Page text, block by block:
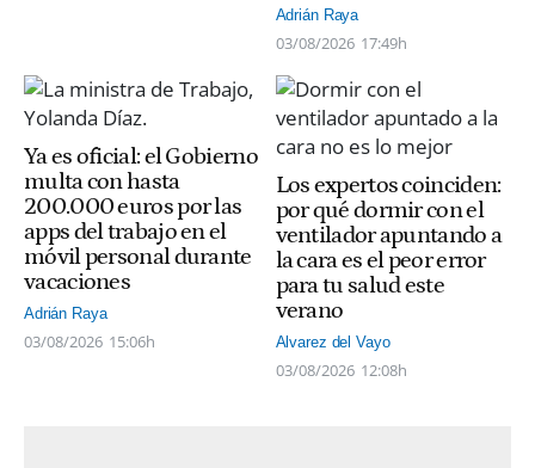
Adrián Raya
03/08/2026 17:49h
Ya es oficial: el Gobierno
multa con hasta
200.000 euros por las
apps del trabajo en el
móvil personal durante
vacaciones
Adrián Raya
03/08/2026 15:06h
Los expertos coinciden:
por qué dormir con el
ventilador apuntando a
la cara es el peor error
para tu salud este
verano
Alvarez del Vayo
03/08/2026 12:08h